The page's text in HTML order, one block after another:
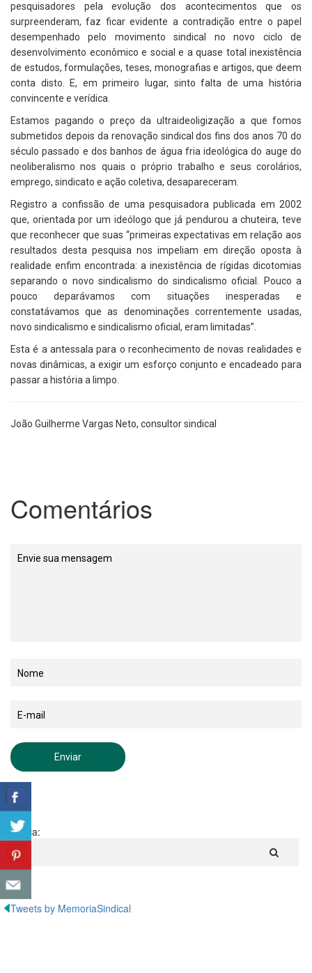
pesquisadores pela evolução dos acontecimentos que os
surpreenderam, faz ficar evidente a contradição entre o papel
desempenhado pelo movimento sindical no novo ciclo de
desenvolvimento econômico e social e a quase total inexistência
de estudos, formulações, teses, monografias e artigos, que deem
conta disto. E, em primeiro lugar, sinto falta de uma história
convincente e verídica.
Estamos pagando o preço da ultraideoligização a que fomos
submetidos depois da renovação sindical dos fins dos anos 70 do
século passado e dos banhos de água fria ideológica do auge do
neoliberalismo nos quais o próprio trabalho e seus corolários,
emprego, sindicato e ação coletiva, desapareceram.
Registro a confissão de uma pesquisadora publicada em 2002
que, orientada por um ideólogo que já pendurou a chuteira, teve
que reconhecer que suas “primeiras expectativas em relação aos
resultados desta pesquisa nos impeliam em direção oposta à
realidade enfim encontrada: a inexistência de rígidas dicotomias
separando o novo sindicalismo do sindicalismo oficial. Pouco a
pouco deparávamos com situações inesperadas e
constatávamos que as denominações correntemente usadas,
novo sindicalismo e sindicalismo oficial, eram limitadas”.
Esta é a antessala para o reconhecimento de novas realidades e
novas dinâmicas, a exigir um esforço conjunto e encadeado para
passar a história a limpo.
João Guilherme Vargas Neto, consultor sindical
Comentários
Busca:
Tweets by MemoriaSindical